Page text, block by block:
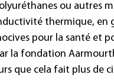
ou autres
thermique, en
pour la santé et
la fondation
que cela fait plus